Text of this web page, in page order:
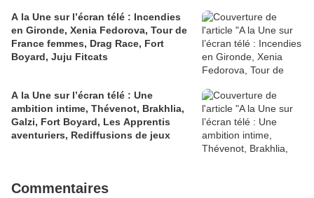
A la Une sur l’écran télé : Incendies
en Gironde, Xenia Fedorova, Tour de
France femmes, Drag Race, Fort
Boyard, Juju Fitcats
A la Une sur l’écran télé : Une
ambition intime, Thévenot, Brakhlia,
Galzi, Fort Boyard, Les Apprentis
aventuriers, Rediffusions de jeux
Commentaires